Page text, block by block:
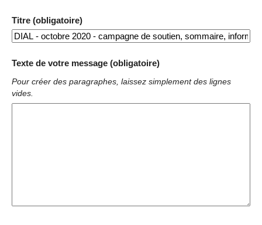
Titre (obligatoire)
Texte de votre message (obligatoire)
Pour créer des paragraphes, laissez simplement des lignes
vides.